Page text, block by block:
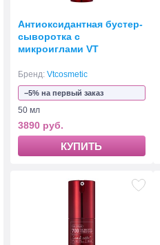
Антиоксидантная бустер-
сыворотка с
микроиглами VT
Reedle Shot 100 50мл
Бренд: Vtcosmetic
−5% на первый заказ
50 мл
3890 руб.
КУПИТЬ